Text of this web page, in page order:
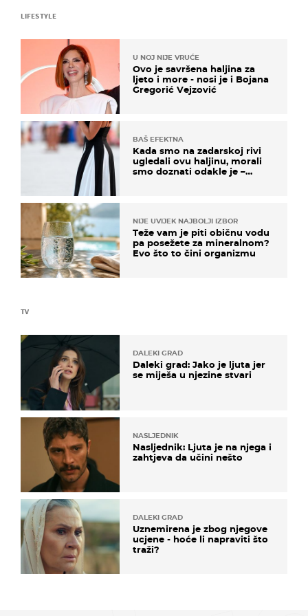
TV
DALEKI GRAD
Daleki grad: Jako je ljuta jer
se miješa u njezine stvari
NASLJEDNIK
Nasljednik: Ljuta je na njega i
zahtjeva da učini nešto
DALEKI GRAD
Uznemirena je zbog njegove
ucjene - hoće li napraviti što
traži?
LIFESTYLE
U NOJ NIJE VRUĆE
Ovo je savršena haljina za
ljeto i more - nosi je i Bojana
Gregorić Vejzović
BAŠ EFEKTNA
Kada smo na zadarskoj rivi
ugledali ovu haljinu, morali
smo doznati odakle je –
NIJE UVIJEK NAJBOLJI IZBOR
Teže vam je piti običnu vodu
pa posežete za mineralnom?
Evo što to čini organizmu